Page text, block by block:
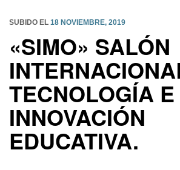
SUBIDO EL 18 NOVIEMBRE, 2019
«SIMO» SALÓN
TECNOLOGÍA E
INNOVACIÓN
EDUCATIVA.